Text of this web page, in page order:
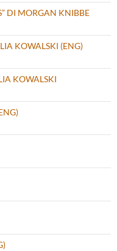
DI MORGAN KNIBBE
KOWALSKI (ENG)
KOWALSKI